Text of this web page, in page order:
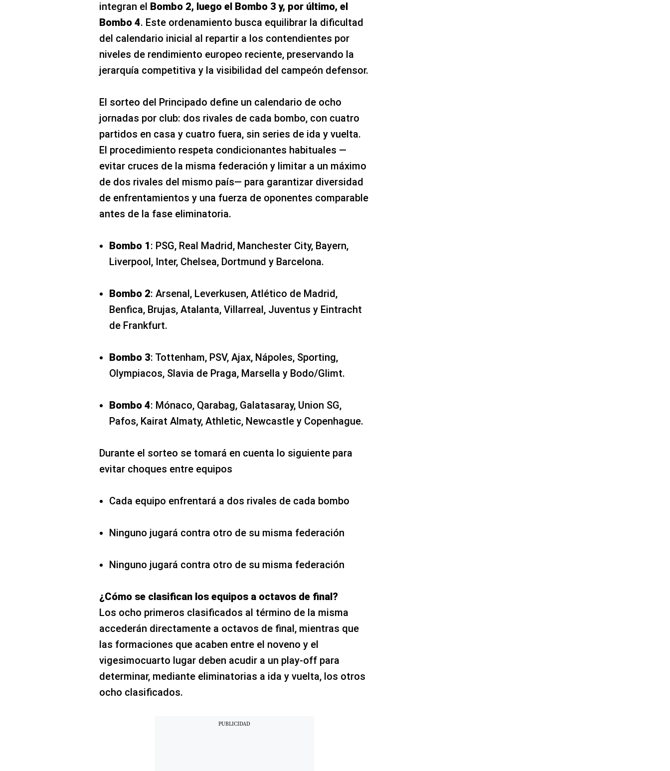
integran el Bombo 2, luego el Bombo 3 y, por último, el
Bombo 4. Este ordenamiento busca equilibrar la dificultad
del calendario inicial al repartir a los contendientes por
niveles de rendimiento europeo reciente, preservando la
jerarquía competitiva y la visibilidad del campeón defensor.
El sorteo del Principado define un calendario de ocho
jornadas por club: dos rivales de cada bombo, con cuatro
partidos en casa y cuatro fuera, sin series de ida y vuelta.
El procedimiento respeta condicionantes habituales —
evitar cruces de la misma federación y limitar a un máximo
de dos rivales del mismo país— para garantizar diversidad
de enfrentamientos y una fuerza de oponentes comparable
antes de la fase eliminatoria.
Bombo 1: PSG, Real Madrid, Manchester City, Bayern,
Liverpool, Inter, Chelsea, Dortmund y Barcelona.
Bombo 2: Arsenal, Leverkusen, Atlético de Madrid,
Benfica, Brujas, Atalanta, Villarreal, Juventus y Eintracht
de Frankfurt.
Bombo 3: Tottenham, PSV, Ajax, Nápoles, Sporting,
Olympiacos, Slavia de Praga, Marsella y Bodo/Glimt.
Bombo 4: Mónaco, Qarabag, Galatasaray, Union SG,
Pafos, Kairat Almaty, Athletic, Newcastle y Copenhague.
Durante el sorteo se tomará en cuenta lo siguiente para
evitar choques entre equipos
Cada equipo enfrentará a dos rivales de cada bombo
Ninguno jugará contra otro de su misma federación
Ninguno jugará contra otro de su misma federación
¿Cómo se clasifican los equipos a octavos de final?
Los ocho primeros clasificados al término de la misma
accederán directamente a octavos de final, mientras que
las formaciones que acaben entre el noveno y el
vigesimocuarto lugar deben acudir a un play-off para
determinar, mediante eliminatorias a ida y vuelta, los otros
ocho clasificados.